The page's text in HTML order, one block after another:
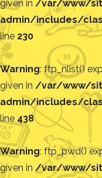
given in /var/www/
admin/includes/
line 230
Warning: ftp_nlist()
given in /var/www/
admin/includes/
line 438
Warning: ftp_pwd()
given in /var/www/